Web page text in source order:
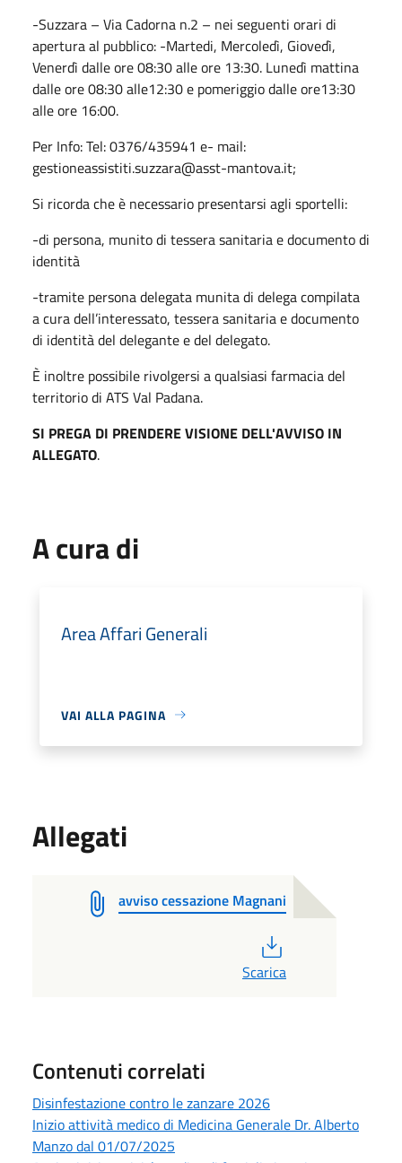
-Suzzara – Via Cadorna n.2 – nei seguenti orari di
apertura al pubblico: -Martedi, Mercoledì, Giovedì,
Venerdì dalle ore 08:30 alle ore 13:30. Lunedì mattina
dalle ore 08:30 alle12:30 e pomeriggio dalle ore13:30
alle ore 16:00.
Per Info: Tel: 0376/435941 e- mail:
gestioneassistiti.suzzara@asst-mantova.it;
Si ricorda che è necessario presentarsi agli sportelli:
-di persona, munito di tessera sanitaria e documento di
identità
-tramite persona delegata munita di delega compilata
a cura dell’interessato, tessera sanitaria e documento
di identità del delegante e del delegato.
È inoltre possibile rivolgersi a qualsiasi farmacia del
territorio di ATS Val Padana.
SI PREGA DI PRENDERE VISIONE DELL'AVVISO IN
ALLEGATO.
A cura di
Area Affari Generali
VAI ALLA PAGINA
Allegati
avviso cessazione Magnani
Scarica
Contenuti correlati
Disinfestazione contro le zanzare 2026
Inizio attività medico di Medicina Generale Dr. Alberto
Manzo dal 01/07/2025